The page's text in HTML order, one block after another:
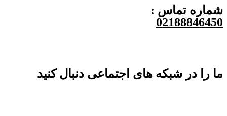
شماره تماس :
02188846450
ما را در شبکه های اجتماعی دنبال کنید